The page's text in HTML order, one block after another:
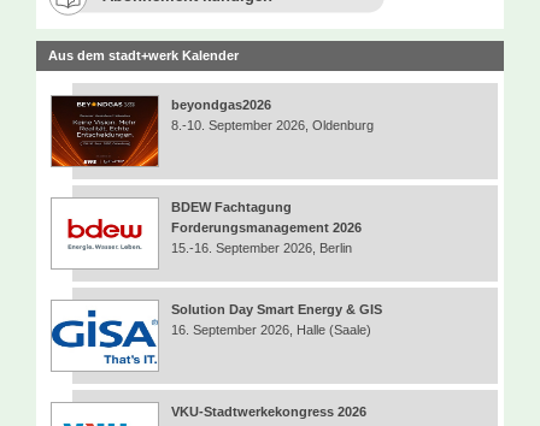
Aus dem stadt+werk Kalender
beyondgas2026
8.-10. September 2026, Oldenburg
BDEW Fachtagung
Forderungsmanagement 2026
15.-16. September 2026, Berlin
Solution Day Smart Energy & GIS
16. September 2026, Halle (Saale)
VKU-Stadtwerkekongress 2026